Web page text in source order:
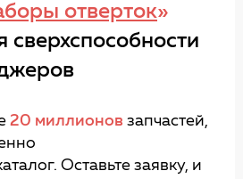
отверток»
сверхспособности
20 миллионов запчастей,
Оставьте заявку, и